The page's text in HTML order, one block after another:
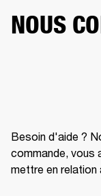
NOUS
Besoin d'aide ?
commande, vous
mettre en